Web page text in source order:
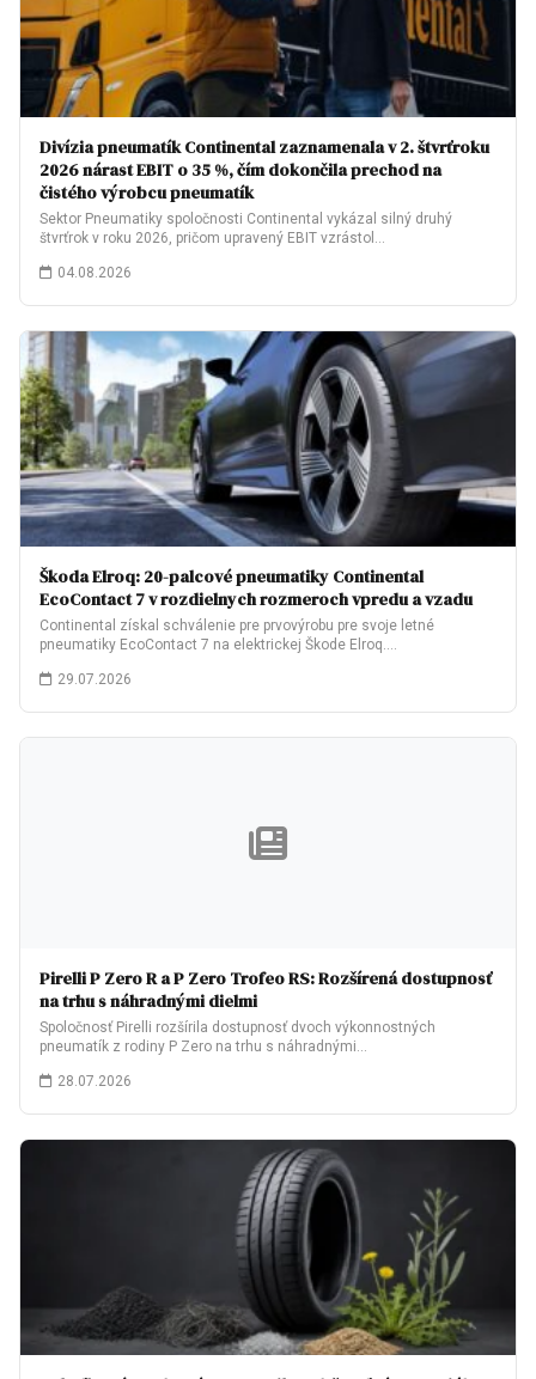
Divízia pneumatík Continental zaznamenala v 2. štvrťroku
2026 nárast EBIT o 35 %, čím dokončila prechod na
čistého výrobcu pneumatík
Sektor Pneumatiky spoločnosti Continental vykázal silný druhý
štvrťrok v roku 2026, pričom upravený EBIT vzrástol…
04.08.2026
Škoda Elroq: 20-palcové pneumatiky Continental
EcoContact 7 v rozdielnych rozmeroch vpredu a vzadu
Continental získal schválenie pre prvovýrobu pre svoje letné
pneumatiky EcoContact 7 na elektrickej Škode Elroq.…
29.07.2026
Pirelli P Zero R a P Zero Trofeo RS: Rozšírená dostupnosť
na trhu s náhradnými dielmi
Spoločnosť Pirelli rozšírila dostupnosť dvoch výkonnostných
pneumatík z rodiny P Zero na trhu s náhradnými…
28.07.2026